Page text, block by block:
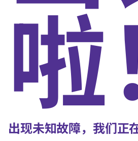
啦
出现未知故障，我们正